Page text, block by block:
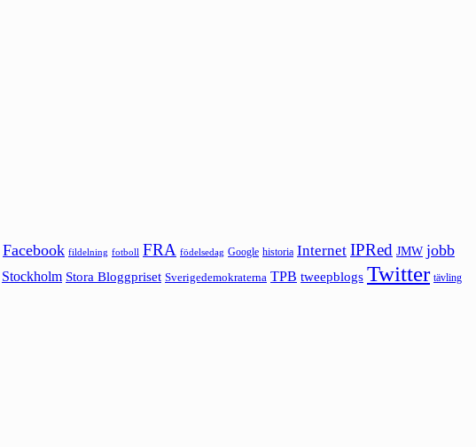
Facebook fildelning fotboll FRA födelsedag Google historia Internet IPRed JMW jobb
Stockholm Stora Bloggpriset Sverigedemokraterna TPB tweepblogs Twitter tävling